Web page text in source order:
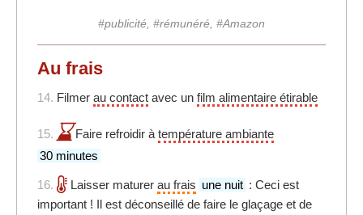
#publicité, #rémunéré, #Amazon
Au frais
14. Filmer au contact avec un film alimentaire étirable
15. Faire refroidir à température ambiante
30 minutes
16. Laisser maturer au frais une nuit : Ceci est
important ! Il est déconseillé de faire le glaçage et de